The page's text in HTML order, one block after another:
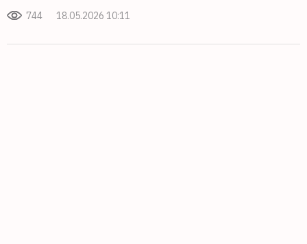
744 18.05.2026 10:11